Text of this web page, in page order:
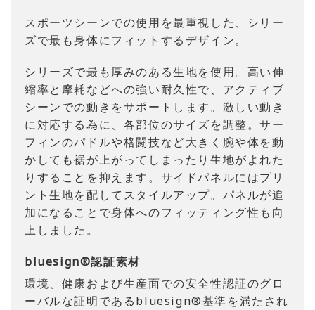
スポーツシーンでの使用を最重視した、シリー
ズで最も身体にフィットするデザイン。
シリーズで最も厚みのある生地を使用。高い伸
縮率と摩耗などへの強い耐久性で、アクティブ
シーンでの動きをサポートします。激しい動き
に対応する為に、各部位のサイズを調整。サー
フィンのパドルや格闘技など大きく腕や体を動
かしても裾が上がってしまったり生地がよれた
りすることを抑えます。サイドパネルにはプリ
ント生地を配してスタイルアップ。パネルが追
加になることで身体へのフィッティング性も向
上しました。
bluesign®認証素材
環境、健康および生産面での安全性認証のグロ
ーバルな証明であるbluesign®基準を満たされ